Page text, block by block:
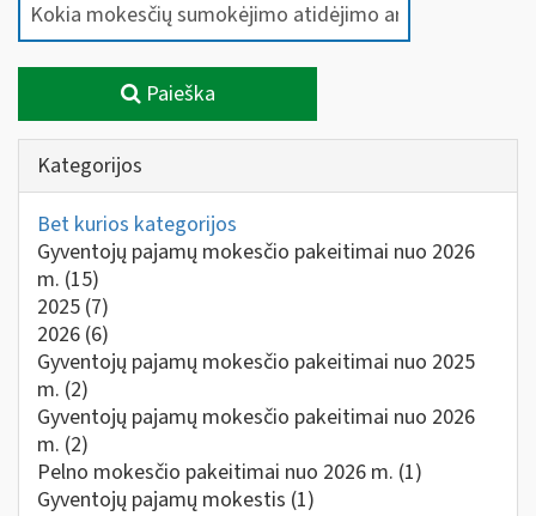
Paieška
Kategorijos
Bet kurios kategorijos
Gyventojų pajamų mokesčio pakeitimai nuo 2026
m. (15)
2025 (7)
2026 (6)
Gyventojų pajamų mokesčio pakeitimai nuo 2025
m. (2)
Gyventojų pajamų mokesčio pakeitimai nuo 2026
m. (2)
Pelno mokesčio pakeitimai nuo 2026 m. (1)
Gyventojų pajamų mokestis (1)